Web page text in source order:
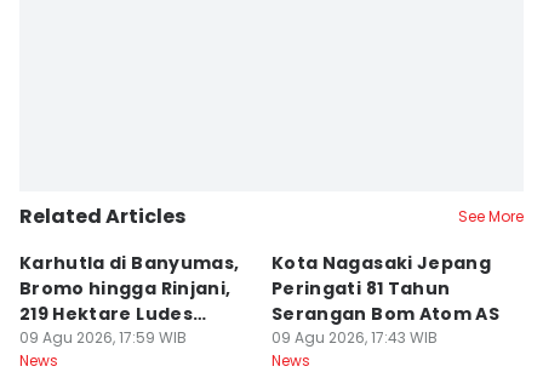
Related Articles See More
Karhutla di Banyumas,
Bromo hingga Rinjani,
219 Hektare Ludes
Terbakar
09 Agu 2026, 17:59 WIB
News
Kota Nagasaki Jepang
Peringati 81 Tahun
Serangan Bom Atom AS
09 Agu 2026, 17:43 WIB
News